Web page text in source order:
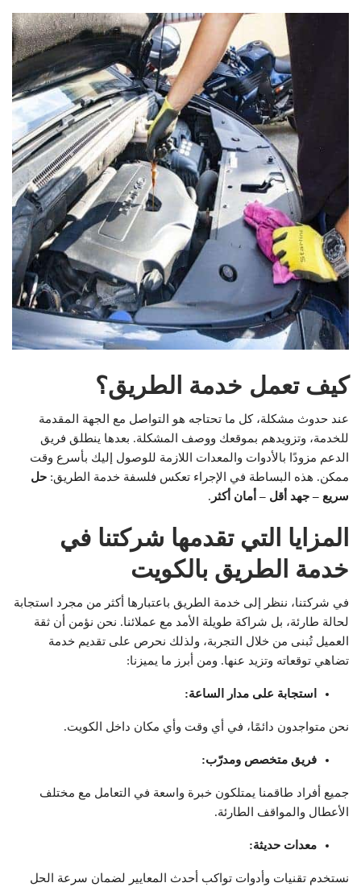
كيف تعمل خدمة الطريق؟
عند حدوث مشكلة، كل ما تحتاجه هو التواصل مع الجهة المقدمة
للخدمة، وتزويدهم بموقعك ووصف المشكلة. بعدها ينطلق فريق
الدعم مزودًا بالأدوات والمعدات اللازمة للوصول إليك بأسرع وقت
ممكن. هذه البساطة في الإجراء تعكس فلسفة خدمة الطريق: حل
سريع – جهد أقل – أمان أكثر .
المزايا التي تقدمها شركتنا في
خدمة الطريق بالكويت
في شركتنا، ننظر إلى خدمة الطريق باعتبارها أكثر من مجرد استجابة
لحالة طارئة، بل شراكة طويلة الأمد مع عملائنا. نحن نؤمن أن ثقة
العميل تُبنى من خلال التجربة، ولذلك نحرص على تقديم خدمة
تضاهي توقعاته وتزيد عنها. ومن أبرز ما يميزنا:
استجابة على مدار الساعة:
نحن متواجدون دائمًا، في أي وقت وأي مكان داخل الكويت.
فريق متخصص ومدرّب:
جميع أفراد طاقمنا يمتلكون خبرة واسعة في التعامل مع مختلف
الأعطال والمواقف الطارئة.
معدات حديثة:
نستخدم تقنيات وأدوات تواكب أحدث المعايير لضمان سرعة الحل